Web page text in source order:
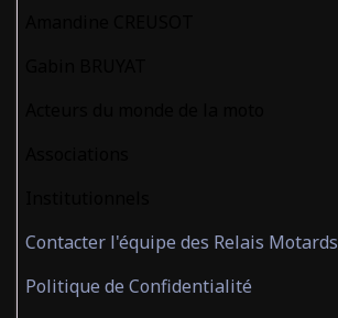
Contacter l'équipe des Relais Motards
Politique de Confidentialité